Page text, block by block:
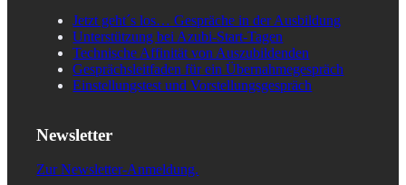
Jetzt geht´s los… Gespräche in der Ausbildung
Unterstützung bei Azubi-Start-Tagen
Technische Affinität von Auszubildenden
Gesprächsleitfaden für ein Übernahmegespräch
Einstellungstest und Vorstellungsgespräch
Newsletter
Zur Newsletter-Anmeldung.